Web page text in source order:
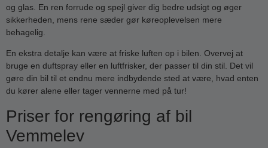
og glas. En ren forrude og spejl giver dig bedre udsigt og øger
sikkerheden, mens rene sæder gør køreoplevelsen mere
behagelig.
En ekstra detalje kan være at friske luften op i bilen. Overvej at
bruge en duftspray eller en luftfrisker, der passer til din stil. Det vil
gøre din bil til et endnu mere indbydende sted at være, hvad enten
du kører alene eller tager vennerne med på tur!
Priser for rengøring af bil
Vemmelev